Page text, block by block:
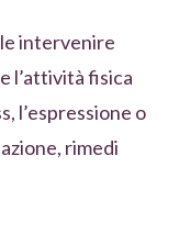
intervenire
l’attività fisica
l’espressione o
rimedi